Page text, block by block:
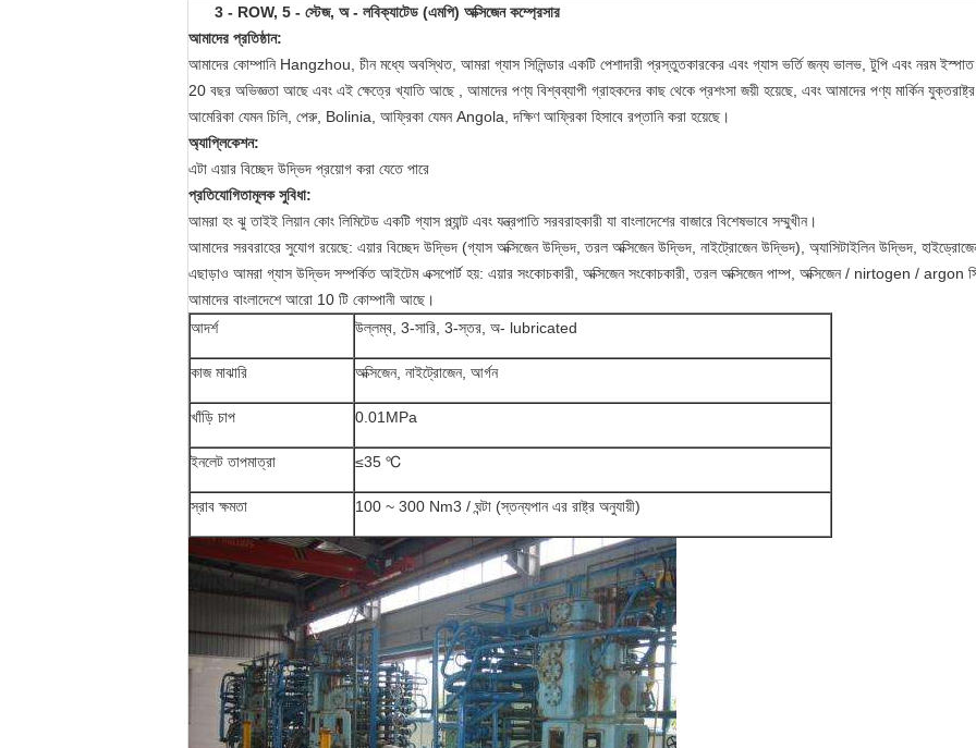
3 - ROW, 5 - স্টেজ, অ - লবিক্যাটেড (এমপি) অক্সিজেন কম্প্রেসার
আমাদের প্রতিষ্ঠান:
আমাদের কোম্পানি Hangzhou, চীন মধ্যে অবস্থিত, আমরা গ্যাস সিলিন্ডার একটি পেশাদারী প্রস্তুতকারকের এবং গ্যাস ভর্তি জন্য ভালভ, টুপি এবং নরম ইস্পাত
20 বছর অভিজ্ঞতা আছে এবং এই ক্ষেত্রে খ্যাতি আছে , আমাদের পণ্য বিশ্বব্যাপী গ্রাহকদের কাছ থেকে প্রশংসা জয়ী হয়েছে, এবং আমাদের পণ্য মার্কিন যুক্তরাষ্ট্র,
আমেরিকা যেমন চিলি, পেরু, Bolinia, আফ্রিকা যেমন Angola, দক্ষিণ আফ্রিকা হিসাবে রপ্তানি করা হয়েছে।
অ্যাপ্লিকেশন:
এটা এয়ার বিচ্ছেদ উদ্ভিদ প্রয়োগ করা যেতে পারে
প্রতিযোগিতামূলক সুবিধা:
আমরা হং ঝু তাইই লিয়ান কোং লিমিটেড একটি গ্যাস প্ল্যান্ট এবং যন্ত্রপাতি সরবরাহকারী যা বাংলাদেশের বাজারে বিশেষভাবে সম্মুখীন।
আমাদের সরবরাহের সুযোগ রয়েছে: এয়ার বিচ্ছেদ উদ্ভিদ (গ্যাস অক্সিজেন উদ্ভিদ, তরল অক্সিজেন উদ্ভিদ, নাইট্রোজেন উদ্ভিদ), অ্যাসিটাইলিন উদ্ভিদ,
এছাড়াও আমরা গ্যাস উদ্ভিদ সম্পর্কিত আইটেম এক্সপোর্ট হয়: এয়ার সংকোচকারী, অক্সিজেন সংকোচকারী, তরল অক্সিজেন পাম্প, অক্সিজেন / nirtogen / argon
আমাদের বাংলাদেশে আরো 10 টি কোম্পানী আছে।
আদর্শ
উল্লম্ব, 3-সারি, 3-স্তর, অ- lubricated
কাজ মাঝারি অক্সিজেন, নাইট্রোজেন, আর্গন
খাঁড়ি চাপ 0.01MPa
ইনলেট তাপমাত্রা ≤35 ℃
স্রাব ক্ষমতা 100 ~ 300 Nm3 / ঘন্টা (স্তন্যপান এর রাষ্ট্র অনুযায়ী)